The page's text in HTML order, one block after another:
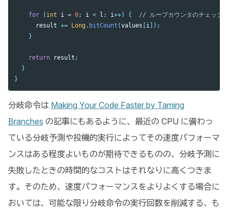
for ( int i = 0; i < l ; i++) {
// ループカウンタのチェック
result += Long . bitCount (values i ]);
}
return result ;
}
}
分岐命令は Making Your Code Faster by Taming
Branches の記事にもあるように、最近の CPU に備わっ
ている分岐予測や投機的実行によってその速度パフォーマ
ンスはある程度よいものが期待できるものの、分岐予測に
失敗したときの時間的なコストはそれなりに高くつきま
す。そのため、速度パフォーマンスをよりよくする場合に
おいては、可能な限り分岐命令の実行回数を削減する、も